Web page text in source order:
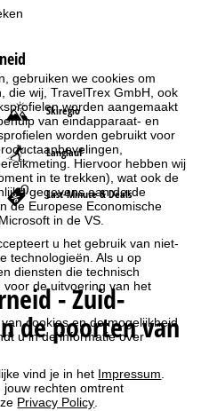
gebruiken we cookies om
die wij, TravelTrex GmbH, ook
worden aangemaakt
van eindapparaat- en
worden gebruikt voor
Hiervoor hebben wij
in te trekken), wat ook de
gegevens aan derde
de Europese Economische
in de VS.
u het gebruik van niet-
technologieën. Als u op
diensten die technisch
de uitvoering van het
cookies en de mogelijkheid
u in de informatie over
vind je in het Impressum
rechten omtrent
Privacy Policy
Skiregio
Langlauf
Last-Minute & Deals
- Zuid-
de poorten van